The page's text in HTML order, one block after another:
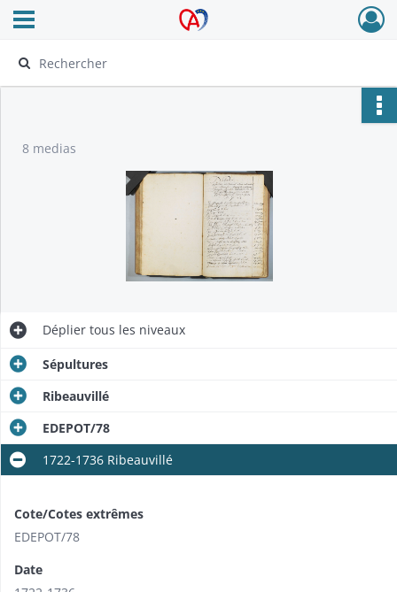
Archives Alsace - Colmar
Ouvrir le menu déroulant
8 medias
Déplier tous les niveaux
Sépultures
Ribeauvillé
EDEPOT/78
1722-1736 Ribeauvillé
Cote/Cotes extrêmes
EDEPOT/78
Date